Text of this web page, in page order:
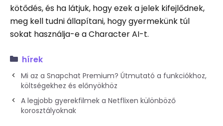
kötődés, és ha látjuk, hogy ezek a jelek kifejlődnek,
meg kell tudni állapítani, hogy gyermekünk túl
sokat használja-e a Character AI-t.
hírek
Mi az a Snapchat Premium? Útmutató a funkciókhoz,
költségekhez és előnyökhöz
A legjobb gyerekfilmek a Netflixen különböző
korosztályoknak